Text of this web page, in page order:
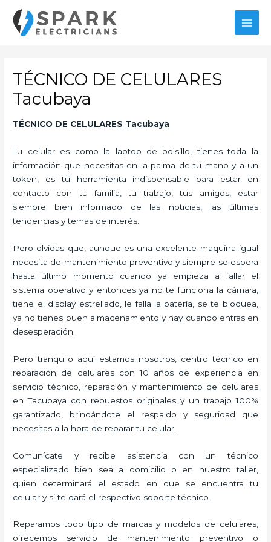
contenido
TÉCNICO DE CELULARES
Tacubaya
TÉCNICO DE CELULARES Tacubaya
Tu celular es como la laptop de bolsillo, tienes toda la
información que necesitas en la palma de tu mano y a un
token, es tu herramienta indispensable para estar en
contacto con tu familia, tu trabajo, tus amigos, estar
siempre bien informado de las noticias, las últimas
tendencias y temas de interés.
Pero olvidas que, aunque es una excelente maquina igual
necesita de mantenimiento preventivo y siempre se espera
hasta último momento cuando ya empieza a fallar el
sistema operativo y entonces ya no te funciona la cámara,
tiene el display estrellado, le falla la batería, se te bloquea,
ya no tienes buen almacenamiento y hay cuando entras en
desesperación.
Pero tranquilo aquí estamos nosotros, centro técnico en
reparación de celulares con 10 años de experiencia en
servicio técnico, reparación y mantenimiento de celulares
en Tacubaya con repuestos originales y un trabajo 100%
garantizado, brindándote el respaldo y seguridad que
necesitas a la hora de reparar tu celular.
Comunícate y recibe asistencia con un técnico
especializado bien sea a domicilio o en nuestro taller,
quien determinará el estado en que se encuentra tu
celular y si te dará el respectivo soporte técnico.
Reparamos todo tipo de marcas y modelos de celulares,
ofrecemos servicio de mantenimiento preventivo o